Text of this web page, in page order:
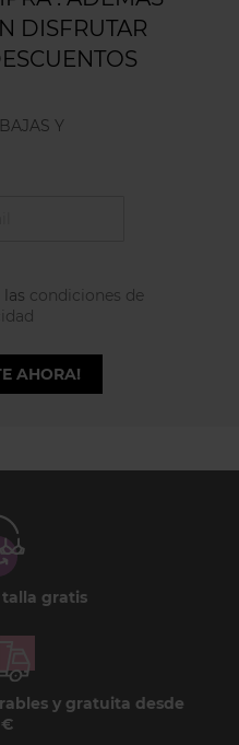
DISFRUTAR
Y
condiciones de
AHORA!
gratis
y gratuita desde